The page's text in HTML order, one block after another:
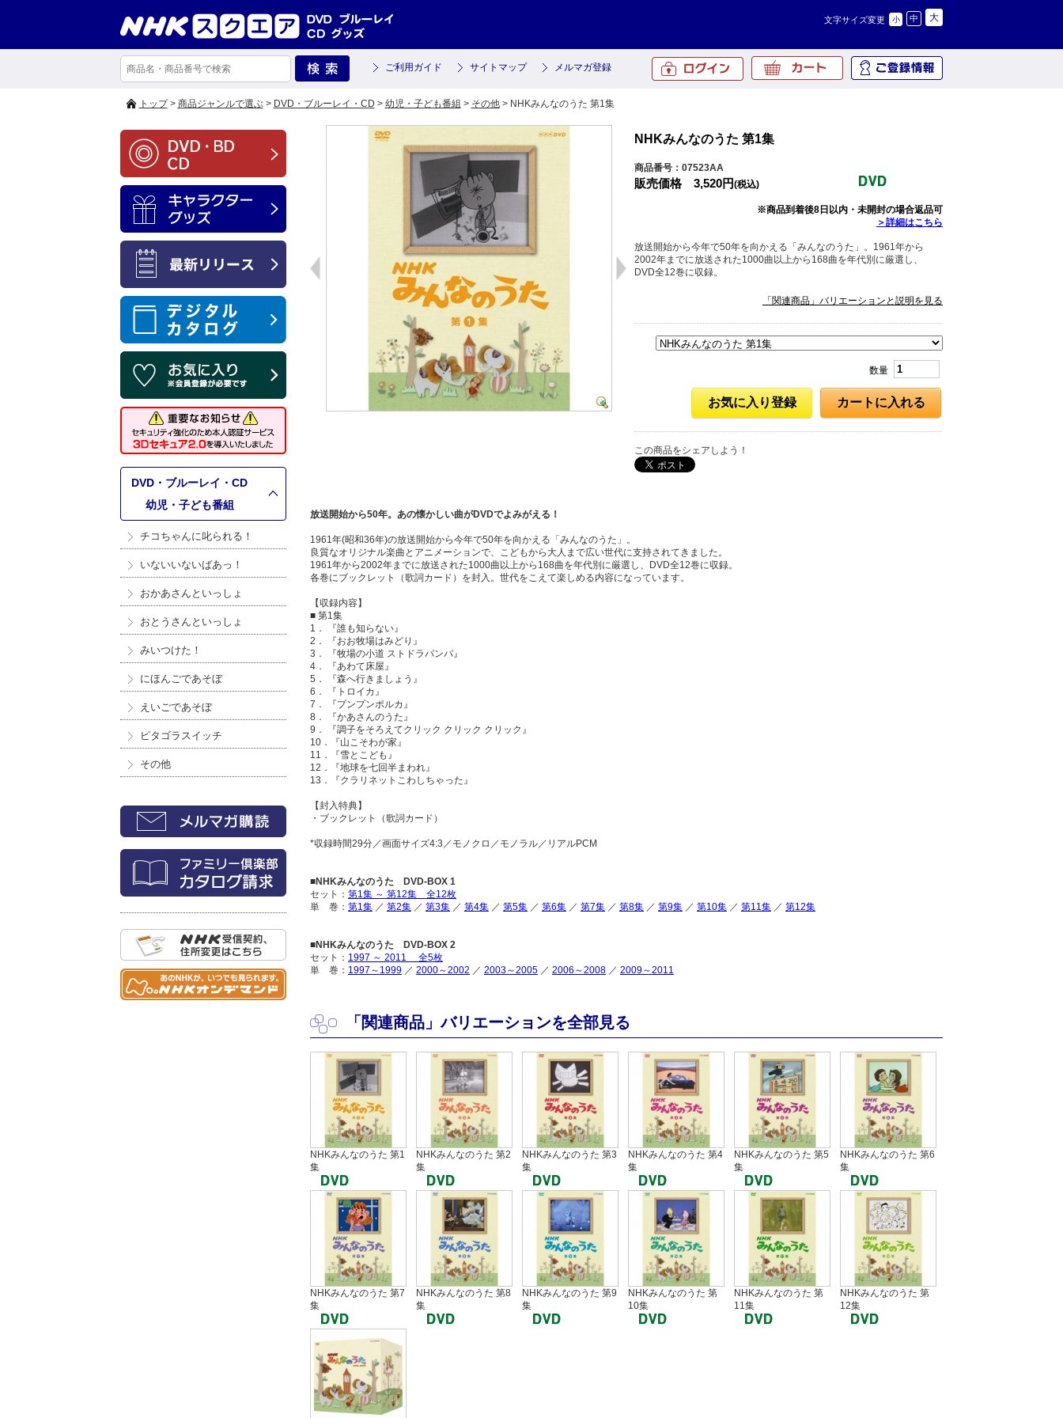
文字サイズ変更 小 中 大
ご利用ガイド サイトマップ メルマガ登録
トップ> 商品ジャンルで選ぶ> DVD・ブルーレイ・CD > 幼児・子ども番組 > その他> NHKみんなのうた 第1集
DVD・ブルーレイ・CD
幼児・子ども番組
チコちゃんに叱られる！
いないいないばあっ！
おかあさんといっしょ
おとうさんといっしょ
みいつけた！
にほんごであそぼ
えいごであそぼ
ピタゴラスイッチ
その他
NHKみんなのうた 第1集
商品番号：07523AA
販売価格 3,520円(税込)
※商品到着後8日以内・未開封の場合返品可
＞詳細はこちら
放送開始から今年で50年を向かえる「みんなのうた」。1961年から
2002年までに放送された1000曲以上から168曲を年代別に厳選し、
DVD全12巻に収録。
「関連商品」バリエーションと説明を見る
数量
カートに入れる
お気に入り登録
この商品をシェアしよう！
放送開始から50年。あの懐かしい曲がDVDでよみがえる！
1961年(昭和36年)の放送開始から今年で50年を向かえる「みんなのうた」。
良質なオリジナル楽曲とアニメーションで、こどもから大人まで広い世代に支持されてきました。
1961年から2002年までに放送された1000曲以上から168曲を年代別に厳選し、DVD全12巻に収録。
各巻にブックレット（歌詞カード）を封入。世代をこえて楽しめる内容になっています。
【収録内容】
■ 第1集
1． 『誰も知らない』
2． 『おお牧場はみどり』
3． 『牧場の小道 ストドラパンパ』
4． 『あわて床屋』
5． 『森へ行きましょう』
6． 『トロイカ』
7． 『プンプンポルカ』
8． 『かあさんのうた』
9． 『調子をそろえてクリック クリック クリック』
10．『山こそわが家』
11．『雪とこども』
12．『地球を七回半まわれ』
13．『クラリネットこわしちゃった』
【封入特典】
・ブックレット（歌詞カード）
*収録時間29分／画面サイズ4:3／モノクロ／モノラル／リアルPCM
■NHKみんなのうた DVD-BOX 1
セット： 第1集 ～ 第12集 全12枚
単 巻： 第1集 ／ 第2集 ／ 第3集 ／ 第4集 ／ 第5集 ／ 第6集 ／ 第7集 ／ 第8集 ／ 第9集 ／ 第10集 ／ 第11集 ／ 第12集
■NHKみんなのうた DVD-BOX 2
セット： 1997 ～ 2011 全5枚
単 巻： 1997～1999 ／ 2000～2002 ／ 2003～2005 ／ 2006～2008 ／ 2009～2011
「関連商品」バリエーションを全部見る
NHKみんなのうた 第1
集
NHKみんなのうた 第2
集
NHKみんなのうた 第3
集
NHKみんなのうた 第4
集
NHKみんなのうた 第5
集
NHKみんなのうた 第6
集
NHKみんなのうた 第7
集
NHKみんなのうた 第8
集
NHKみんなのうた 第9
集
NHKみんなのうた 第
10集
NHKみんなのうた 第
11集
NHKみんなのうた 第
12集